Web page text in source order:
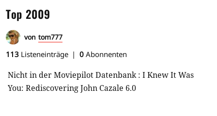
Top 2009
von tom777
113 Listeneinträge 0 Abonnenten
Nicht in der Moviepilot Datenbank : I Knew It Was
You: Rediscovering John Cazale 6.0